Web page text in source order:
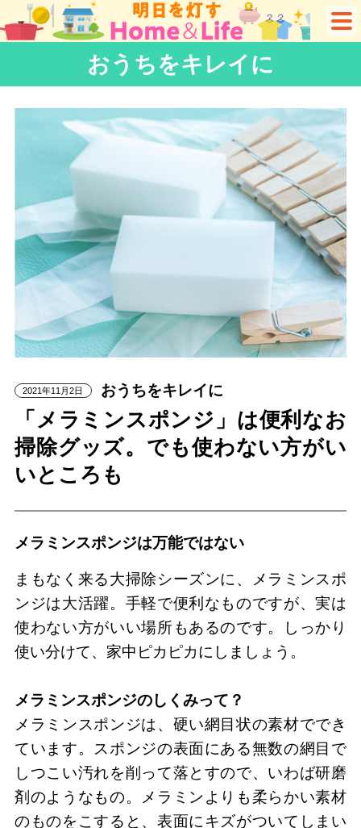
おうちをキレイに
2021年11月2日 おうちをキレイに
「メラミンスポンジ」は便利なお
掃除グッズ。でも使わない方がい
いところも
メラミンスポンジは万能ではない
まもなく来る大掃除シーズンに、メラミンスポ
ンジは大活躍。手軽で便利なものですが、実は
使わない方がいい場所もあるのです。しっかり
使い分けて、家中ピカピカにしましょう。
メラミンスポンジのしくみって？
メラミンスポンジは、硬い網目状の素材ででき
ています。スポンジの表面にある無数の網目で
しつこい汚れを削って落とすので、いわば研磨
剤のようなもの。メラミンよりも柔らかい素材
のものをこすると、表面にキズがついてしまい